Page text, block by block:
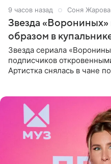
9 часов назад Соня Жарова
Звезда «Ворониных»
образом в
Звезда сериала
подписчиков
Артистка снялась в чане